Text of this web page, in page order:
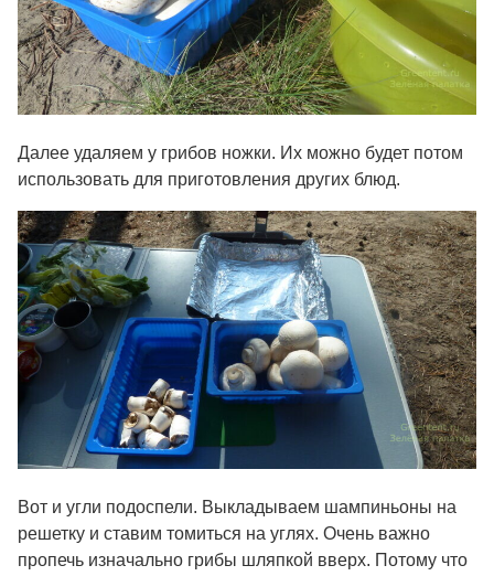
Далее удаляем у грибов ножки. Их можно будет потом
использовать для приготовления других блюд.
Вот и угли подоспели. Выкладываем шампиньоны на
решетку и ставим томиться на углях. Очень важно
пропечь изначально грибы шляпкой вверх. Потому что